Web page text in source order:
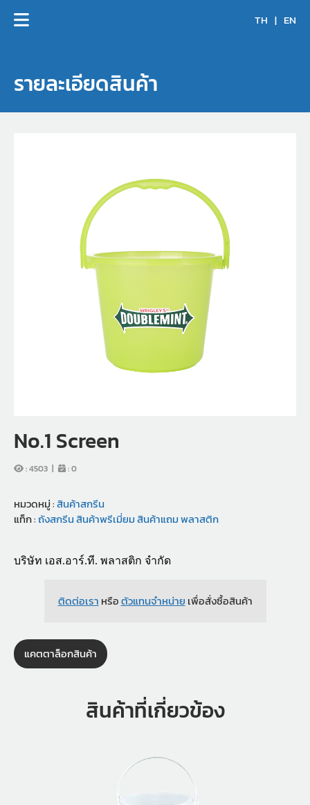
TH | EN
รายละเอียดสินค้า
No.1 Screen
:4503 | :0
หมวดหมู่ :สินค้าสกรีน
แท็ก :ถังสกรีนสินค้าพรีเมี่ยมสินค้าแถมพลาสติก
บริษัท เอส.อาร์.ที. พลาสติก จำกัด
ติดต่อเรา หรือตัวแทนจำหน่าย เพื่อสั่งซื้อสินค้า
แคตตาล็อกสินค้า
สินค้าที่เกี่ยวข้อง